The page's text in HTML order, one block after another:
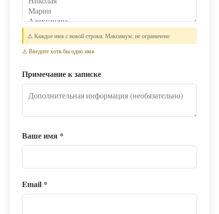
⚠️ Каждое имя с новой строки. Максимум: не ограничено
⚠️ Введите хотя бы одно имя
Примечание к записке
Ваше имя *
Email *